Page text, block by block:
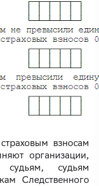
взносам
организации,
судьям
Следственного